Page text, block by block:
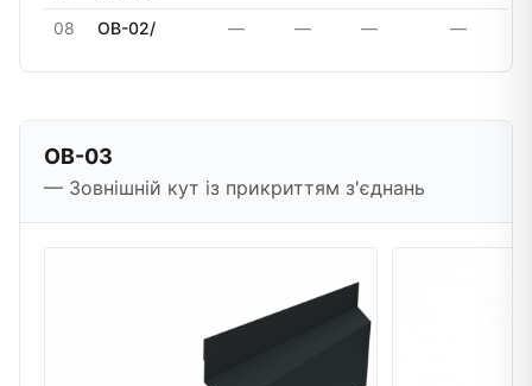
08
OB-02/ — — — —
OB-03
— Зовнішній кут із прикриттям з'єднань